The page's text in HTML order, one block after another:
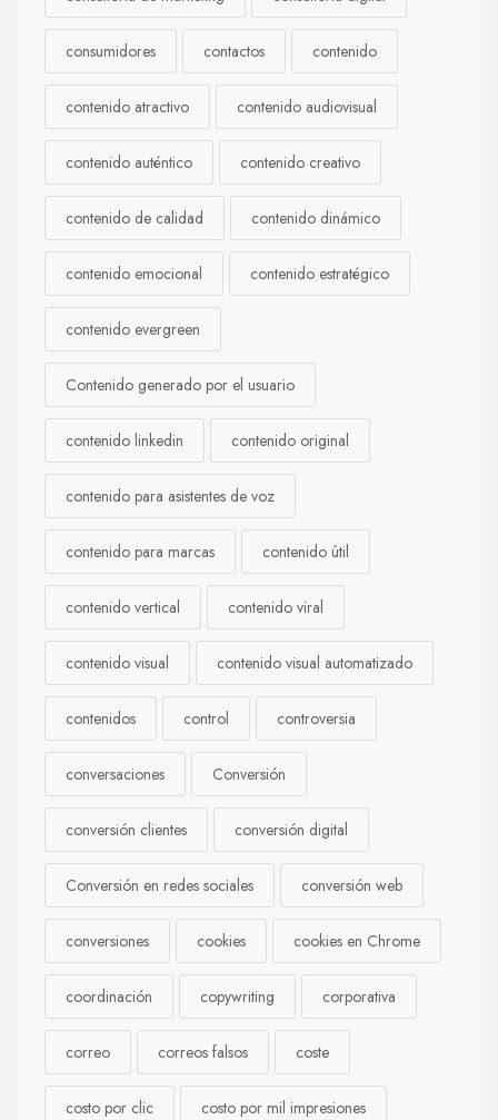
consumidores contactos contenido
contenido atractivo contenido audiovisual
contenido auténtico contenido creativo
contenido de calidad contenido dinámico
contenido emocional contenido estratégico
contenido evergreen
Contenido generado por el usuario
contenido linkedin contenido original
contenido para asistentes de voz
contenido para marcas contenido útil
contenido vertical contenido viral
contenido visual contenido visual automatizado
contenidos control controversia
conversaciones Conversión
conversión clientes conversión digital
Conversión en redes sociales conversión web
conversiones cookies cookies en Chrome
coordinación copywriting corporativa
correo correos falsos coste
costo por clic costo por mil impresiones